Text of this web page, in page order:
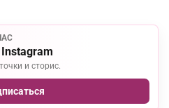
и сторис.